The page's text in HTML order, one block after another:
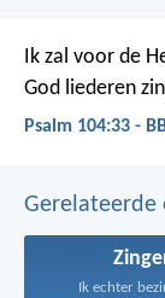
Ik zal voor de
God liederen
Psalm 104:33 -
Gerelateerde
Ik echter